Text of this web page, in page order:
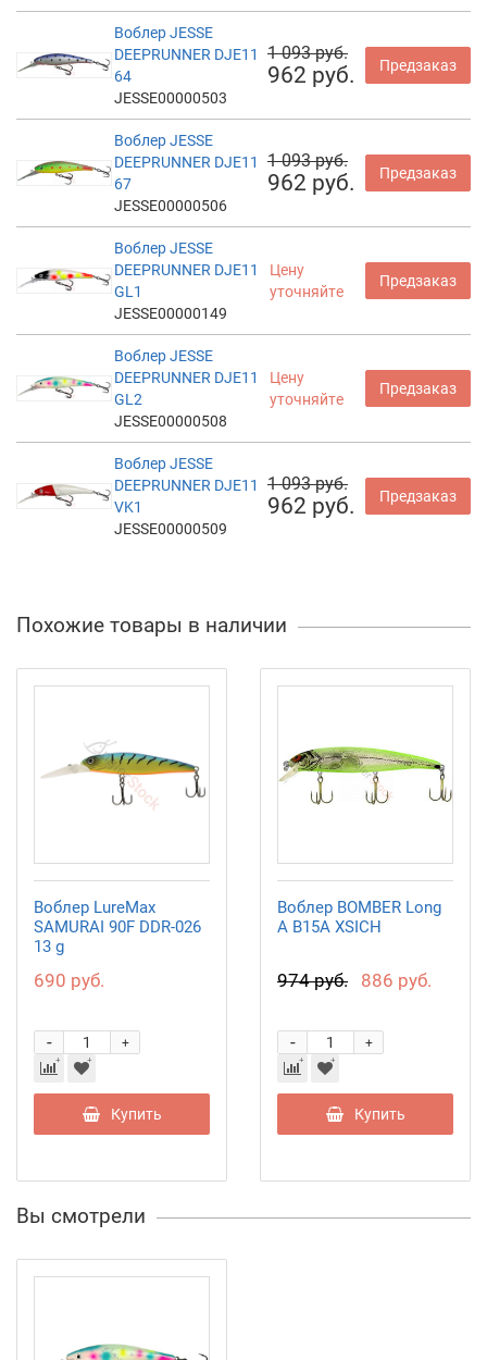
Воблер JESSE
DEEPRUNNER DJE11
64
JESSE00000503
1 093 руб.
962 руб. Предзаказ
Воблер JESSE
DEEPRUNNER DJE11
67
JESSE00000506
1 093 руб.
962 руб. Предзаказ
Воблер JESSE
DEEPRUNNER DJE11
GL1
JESSE00000149
Цену
уточняйте
Предзаказ
Воблер JESSE
DEEPRUNNER DJE11
GL2
JESSE00000508
Цену
уточняйте
Предзаказ
Воблер JESSE
DEEPRUNNER DJE11
VK1
JESSE00000509
1 093 руб.
962 руб. Предзаказ
Похожие товары в наличии
Воблер LureMax
SAMURAI 90F DDR-026
13 g
690 руб.
+
-
Купить
Воблер BOMBER Long
A B15A XSICH
974 руб. 886 руб.
+
-
Купить
Вы смотрели